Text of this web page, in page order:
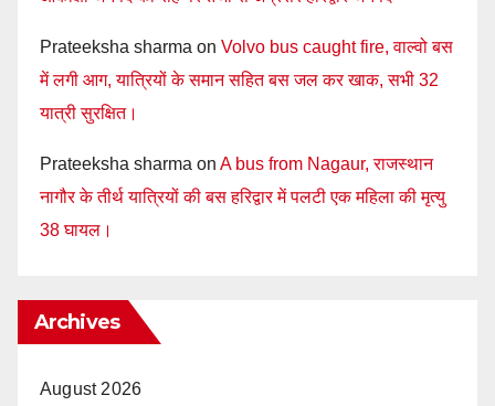
Prateeksha sharma on Volvo bus caught fire, वाल्वो बस
में लगी आग, यात्रियों के समान सहित बस जल कर खाक, सभी 32
यात्री सुरक्षित।
Prateeksha sharma on A bus from Nagaur, राजस्थान
नागौर के तीर्थ यात्रियों की बस हरिद्वार में पलटी एक महिला की मृत्यु
38 घायल।
Archives
August 2026